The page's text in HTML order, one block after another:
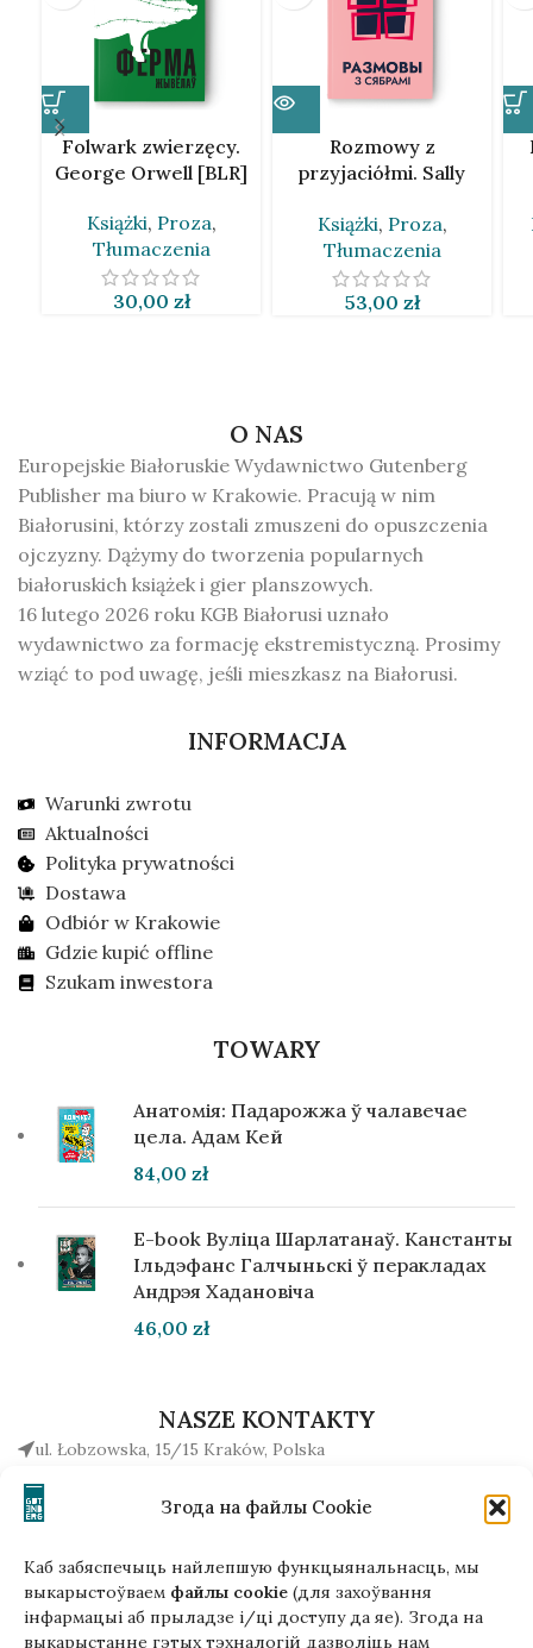
Згода на файлы Cookie
Каб забяспечыць найлепшую функцыянальнасць, мы
выкарыстоўваем файлы cookie (для захоўвання
інфармацыі аб прыладзе і/ці доступу да яе). Згода на
выкарыстанне гэтых тэхналогій дазволіць нам
Folwark zwierzęcy.
George Orwell [BLR]
Książki, Proza,
Tłumaczenia
30,00 zł
Rozmowy z
przyjaciółmi. Sally
Książki, Proza,
Tłumaczenia
53,00 zł
O NAS
Europejskie Białoruskie Wydawnictwo Gutenberg
Publisher ma biuro w Krakowie. Pracują w nim
Białorusini, którzy zostali zmuszeni do opuszczenia
ojczyzny. Dążymy do tworzenia popularnych
białoruskich książek i gier planszowych.
16 lutego 2026 roku KGB Białorusi uznało
wydawnictwo za formację ekstremistyczną. Prosimy
wziąć to pod uwagę, jeśli mieszkasz na Białorusi.
INFORMACJA
Warunki zwrotu
Aktualności
Polityka prywatności
Dostawa
Odbiór w Krakowie
Gdzie kupić offline
Szukam inwestora
TOWARY
Анатомія: Падарожжа ў чалавечае
цела. Адам Кей
84,00 zł
E-book Вуліца Шарлатанаў. Канстанты
Ільдэфанс Галчыньскі ў перакладах
Андрэя Хадановіча
46,00 zł
NASZE KONTAKTY
ul. Łobzowska, 15/15 Kraków, Polska
+48510034234
office (na) gutenbergpublisher.eu